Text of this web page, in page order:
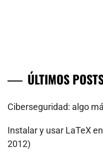
ÚLTIMOS
Ciberseguridad: algo
Instalar y usar LaTeX
2012)